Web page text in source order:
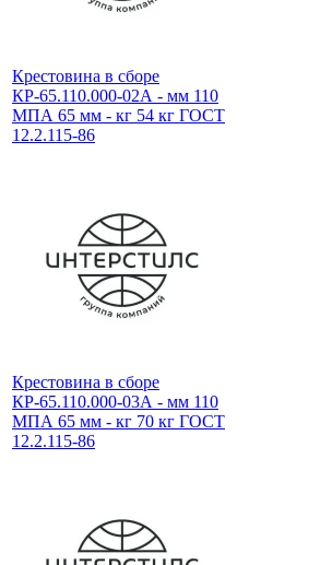
Крестовина в сборе
КР-65.110.000-02А - мм 110
МПА 65 мм - кг 54 кг ГОСТ
12.2.115-86
Крестовина в сборе
КР-65.110.000-03А - мм 110
МПА 65 мм - кг 70 кг ГОСТ
12.2.115-86